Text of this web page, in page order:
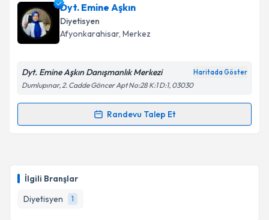
İlgili Branşlar
Diyetisyen
1
Dyt. Emine Aşkın
Diyetisyen
Afyonkarahisar, Merkez
Dyt. Emine Aşkın Danışmanlık Merkezi Haritada Göster
Dumlupınar, 2. Cadde Göncer Apt No:28 K:1 D:1, 03030
Randevu Talep Et
Randevu Takvimi Talebi
takvim hazırlandığında e-posta ile bilgilendireceğiz.
E-posta Adresiniz